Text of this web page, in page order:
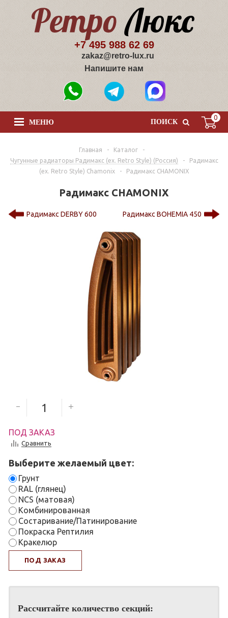
+7 495 988 62 69
zakaz@retro-lux.ru
Напишите нам
0
ПОИСК
МЕНЮ
Главная - Каталог
-
Чугунные радиаторы Радимакс (ex. Retro Style) (Россия)
-
Радимакс
(ex. Retro Style) Chamonix
- Радимакс CHAMONIX
Радимакс CHAMONIX
Радимакс DERBY 600 Радимакс BOHEMIA 450
ПОД ЗАКАЗ
Сравнить
Выберите желаемый цвет:
Грунт
RAL (глянец)
NCS (матовая)
Комбинированная
Состаривание/Патинирование
Покраска Рептилия
Кракелюр
ПОД ЗАКАЗ
Рассчитайте количество секций: